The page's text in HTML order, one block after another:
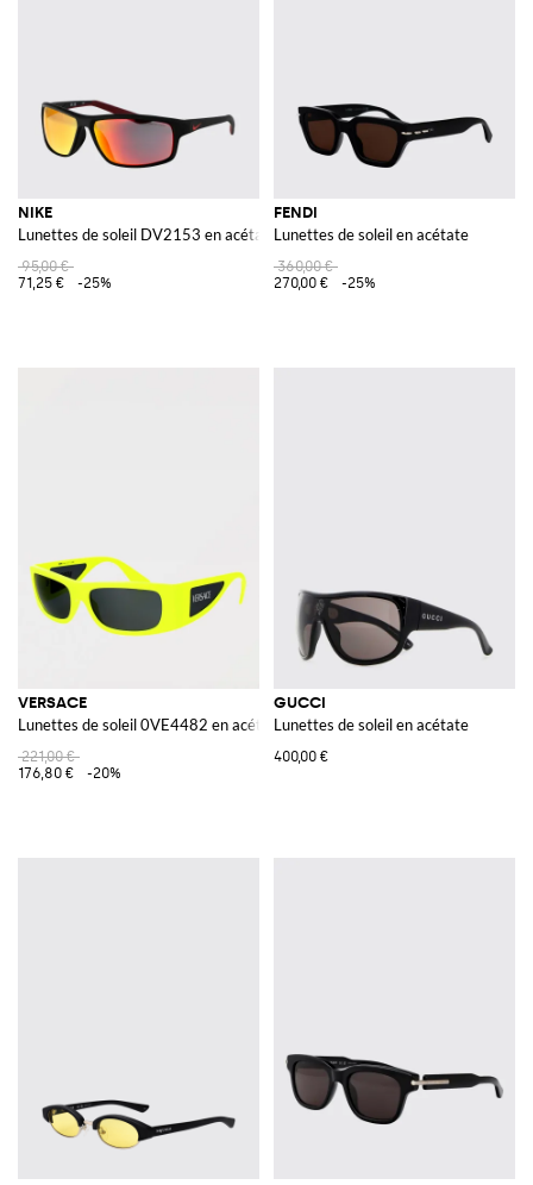
NIKE
Lunettes de soleil DV2153 en acétate
95,00 €
71,25 €
-25%
FENDI
Lunettes de soleil en acétate
360,00 €
270,00 €
-25%
VERSACE
Lunettes de soleil 0VE4482 en acétate
221,00 €
176,80 €
-20%
GUCCI
Lunettes de soleil en acétate
400,00 €